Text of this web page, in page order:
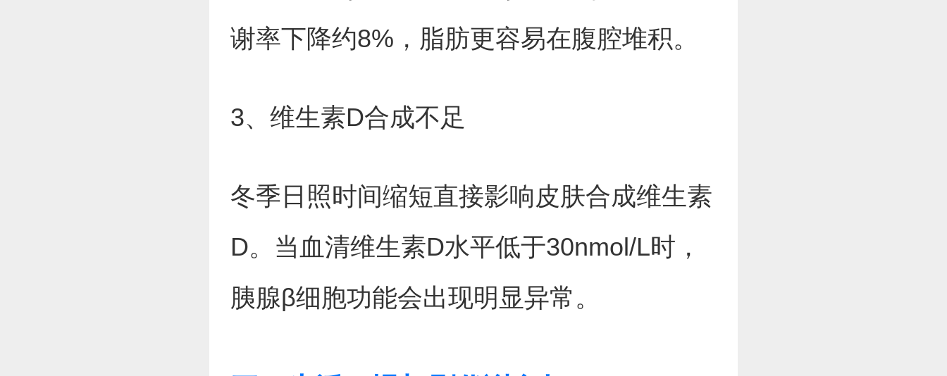
谢率下降约8%，脂肪更容易在腹腔堆积。
3、维生素D合成不足
冬季日照时间缩短直接影响皮肤合成维生素
D。当血清维生素D水平低于30nmol/L时，
胰腺β细胞功能会出现明显异常。